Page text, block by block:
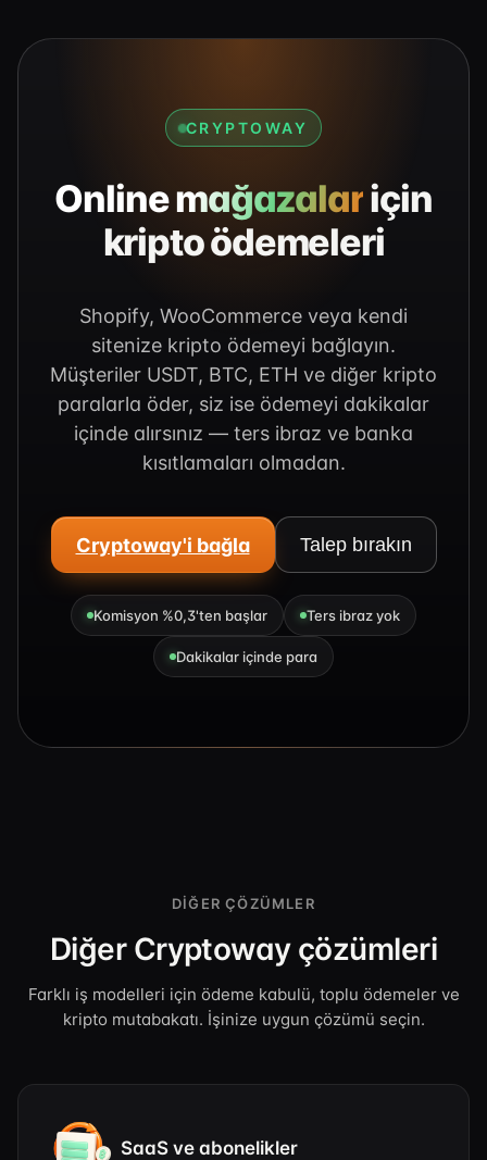
CRYPTOWAY
Online mağazalariçin
kripto ödemeleri
Shopify, WooCommerce veya kendi
sitenize kripto ödemeyi bağlayın.
Müşteriler USDT, BTC, ETH ve diğer kripto
paralarla öder, siz ise ödemeyi dakikalar
içinde alırsınız — ters ibraz ve banka
kısıtlamaları olmadan.
Cryptoway'i bağla Talep bırakın
Komisyon %0,3'ten başlar Ters ibraz yok
Dakikalar içinde para
DIĞER ÇÖZÜMLER
Diğer Cryptoway çözümleri
Farklı iş modelleri için ödeme kabulü, toplu ödemeler ve
kripto mutabakatı. İşinize uygun çözümü seçin.
SaaS ve abonelikler